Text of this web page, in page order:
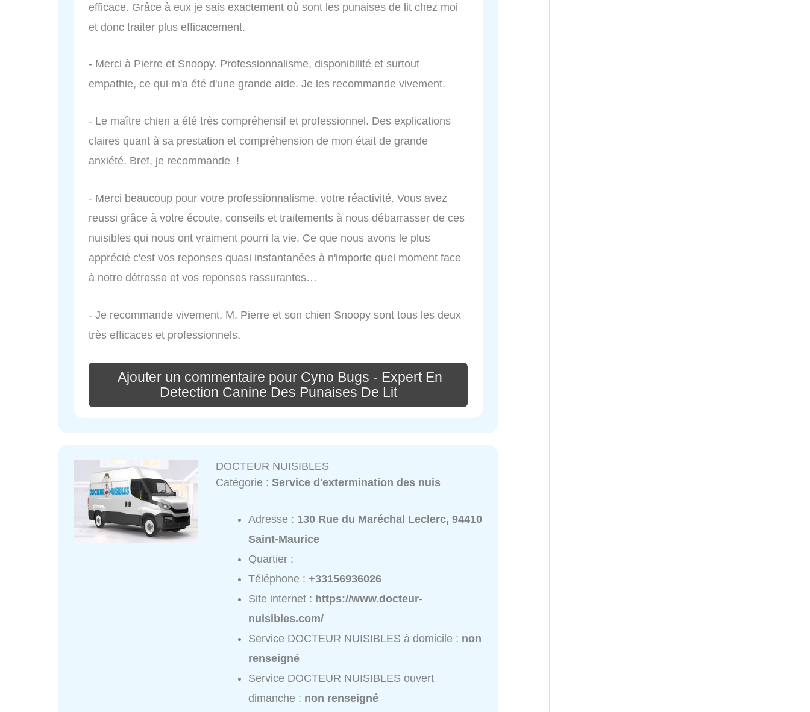
efficace. Grâce à eux je sais exactement où sont les punaises de lit chez moi
et donc traiter plus efficacement.
- Merci à Pierre et Snoopy. Professionnalisme, disponibilité et surtout
empathie, ce qui m'a été d'une grande aide. Je les recommande vivement.
- Le maître chien a été très compréhensif et professionnel. Des explications
claires quant à sa prestation et compréhension de mon était de grande
anxiété. Bref, je recommande !
- Merci beaucoup pour votre professionnalisme, votre réactivité. Vous avez
reussi grâce à votre écoute, conseils et traitements à nous débarrasser de ces
nuisibles qui nous ont vraiment pourri la vie. Ce que nous avons le plus
apprécié c'est vos reponses quasi instantanées à n'importe quel moment face
à notre détresse et vos reponses rassurantes…
- Je recommande vivement, M. Pierre et son chien Snoopy sont tous les deux
très efficaces et professionnels.
Ajouter un commentaire pour Cyno Bugs - Expert En
Detection Canine Des Punaises De Lit
DOCTEUR NUISIBLES
Catégorie :Service d'extermination des nuis
Adresse : 130 Rue du Maréchal Leclerc, 94410
Saint-Maurice
Quartier :
Téléphone :+33156936026
Site internet : https://www.docteur-
nuisibles.com/
Service DOCTEUR NUISIBLES à domicile : non
renseigné
Service DOCTEUR NUISIBLES ouvert
dimanche : non renseigné